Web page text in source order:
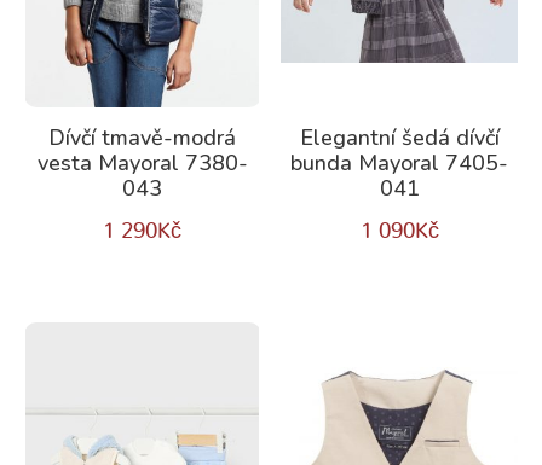
Dívčí tmavě-modrá
vesta Mayoral 7380-
043
1 290Kč
Elegantní šedá dívčí
bunda Mayoral 7405-
041
1 090Kč